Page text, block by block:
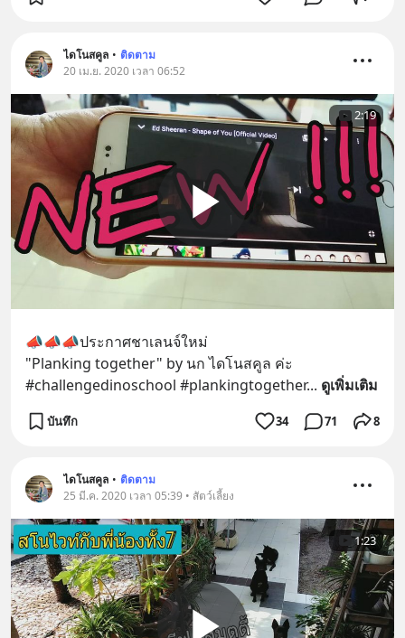
ไดโนสคูล • ติดตาม
20 เม.ย. 2020 เวลา 06:52
2:19
📣📣📣ประกาศชาเลนจ์ใหม่
"Planking together" by นก ไดโนสคูล ค่ะ
#challengedinoschool #plankingtogether... ดูเพิ่มเติม
บันทึก 34 71 8
ไดโนสคูล • ติดตาม
25 มี.ค. 2020 เวลา 05:39 • สัตว์เลี้ยง
1:23